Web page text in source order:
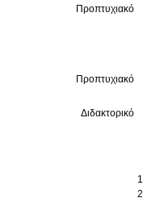
Προπτυχιακό
Προπτυχιακό
Διδακτορικό